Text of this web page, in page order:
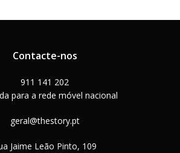
Contacte-nos
911 141 202
para a rede móvel nacional
geral@thestory.pt
Jaime Leão Pinto, 109